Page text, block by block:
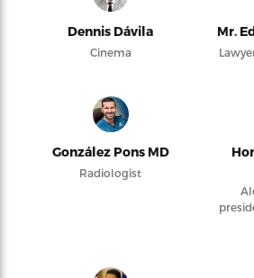
Dennis Dávila
Cinema
Mr.
González Pons MD
Radiologist